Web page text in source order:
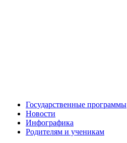
Государственные программы
Новости
Инфографика
Родителям и ученикам